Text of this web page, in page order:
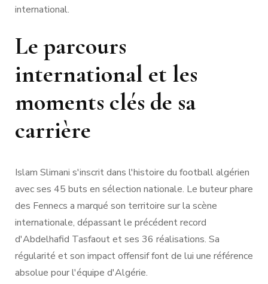
international.
Le parcours
international et les
moments clés de sa
carrière
Islam Slimani s'inscrit dans l'histoire du football algérien
avec ses 45 buts en sélection nationale. Le buteur phare
des Fennecs a marqué son territoire sur la scène
internationale, dépassant le précédent record
d'Abdelhafid Tasfaout et ses 36 réalisations. Sa
régularité et son impact offensif font de lui une référence
absolue pour l'équipe d'Algérie.